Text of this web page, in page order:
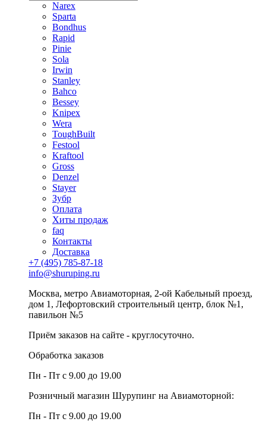
Narex
Sparta
Bondhus
Rapid
Pinie
Sola
Irwin
Stanley
Bahco
Bessey
Knipex
Wera
ToughBuilt
Festool
Kraftool
Gross
Denzel
Stayer
Зубр
Оплата
Хиты продаж
faq
Контакты
Доставка
+7 (495) 785-87-18
info@shuruping.ru
Москва, метро Авиамоторная, 2-ой Кабельный проезд,
дом 1, Лефортовский строительный центр, блок №1,
павильон №5
Приём заказов на сайте - круглосуточно.
Обработка заказов
Пн - Пт с 9.00 до 19.00
Розничный магазин Шурупинг на Авиамоторной:
Пн - Пт с 9.00 до 19.00